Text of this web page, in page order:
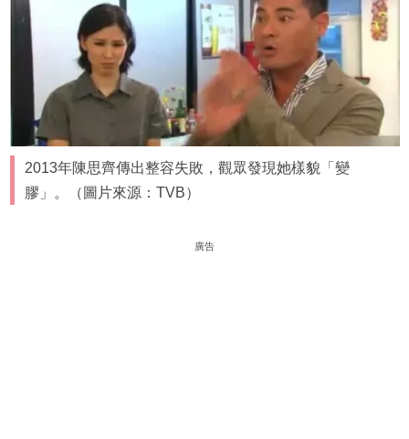
2013年陳思齊傳出整容失敗，觀眾發現她樣貌「變
膠」。（圖片來源：TVB）
廣告